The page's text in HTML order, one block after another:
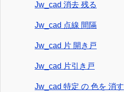
Jw_cad 消去 残る
Jw_cad 点線 間隔
Jw_cad 片 開き戸
Jw_cad 片引き戸
Jw_cad 特定 の 色を 消す